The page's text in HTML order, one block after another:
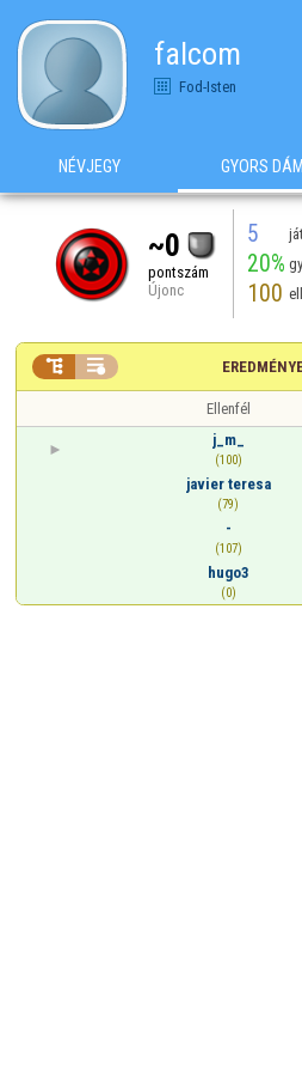
falcom
Fod-Isten
NÉVJEGY GYORS
~0
pontszám
Újonc
5
20%
100
 
Ellenfél
j_m_
(100)
javier teresa
(79)
-
(107)
hugo3
(0)